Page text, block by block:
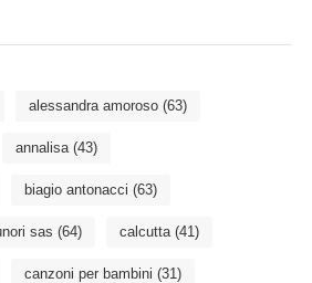
alessandra amoroso(63)
annalisa(43)
biagio antonacci (63)
sas (64) calcutta(41)
canzoni per bambini (31)